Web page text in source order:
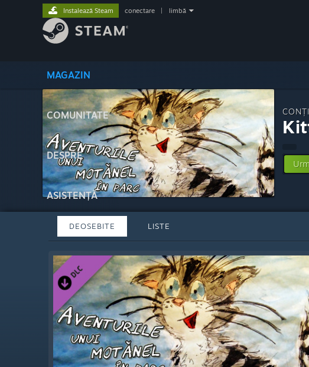
MAGAZIN
COMUNITATE
DESPRE
ASISTENȚĂ
Instalează Steam conectare limbă
DEOSEBITE LISTE